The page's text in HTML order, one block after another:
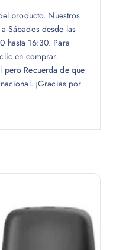
producto. Nuestros
Sábados desde las
hasta 16:30. Para
en comprar.
pero Recuerda de que
¡Gracias por